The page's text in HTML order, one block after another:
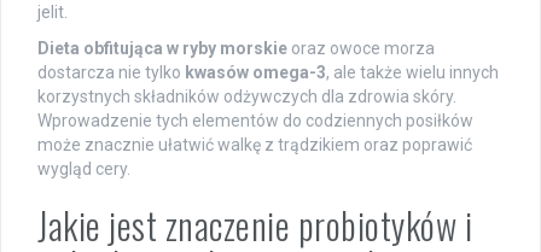
jelit.
Dieta obfitująca w ryby morskie oraz owoce morza
dostarcza nie tylko kwasów omega-3, ale także wielu innych
korzystnych składników odżywczych dla zdrowia skóry.
Wprowadzenie tych elementów do codziennych posiłków
może znacznie ułatwić walkę z trądzikiem oraz poprawić
wygląd cery.
Jakie jest znaczenie probiotyków i